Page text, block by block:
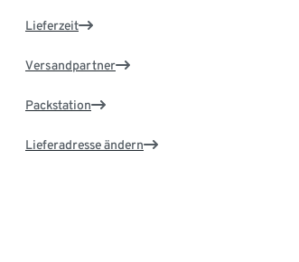
Lieferzeit
Versandpartner
Packstation
Lieferadresse ändern